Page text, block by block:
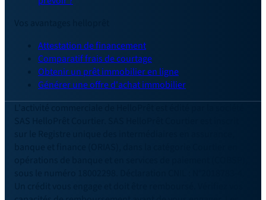
Attestation de financement
Comparatif frais de courtage
Obtenir un prêt immobilier en ligne
Générer une offre d'achat immobilier